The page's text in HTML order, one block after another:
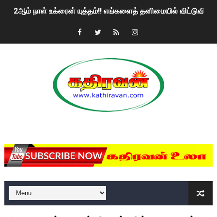
2ஆம் நாள் உக்ரைன் யுத்தம்!! எங்களைத் தனிமையில்
கதிரவன் வாசகர்களுக்கு இனிய பொங்கல் புத்தாண்டு
ரவுடி பேபிக்கு நடந்த தரமான சம்பவம்.. ஆபாச வீடியோக்களால்
காணாமல் போகும் பிள்ளையார்கள்!
யாழில் தமிழின தலைவர் பிரபாகரனின் பிறந்தநாளை
ஏர்போர்ட்டில் உதைத்த நபர் யார், என்ன நடந்தது?: உண்மையை
சீனா இலங்கையிடம் 8 மில்லியன் அமெரிக்க டொலர் நட்டஈடு
01/11/2021 Scotland ல் நடைபெறும் கண்டனப்